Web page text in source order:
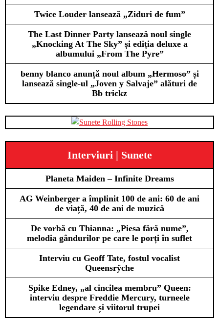
Twice Louder lansează „Ziduri de fum”
The Last Dinner Party lansează noul single
„Knocking At The Sky” și ediția deluxe a
albumului „From The Pyre”
benny blanco anunță noul album „Hermoso” și
lansează single-ul „Joven y Salvaje” alături de
Bb trickz
Interviuri | Sunete
Planeta Maiden – Infinite Dreams
AG Weinberger a împlinit 100 de ani: 60 de ani
de viață, 40 de ani de muzică
De vorbă cu Thianna: „Piesa fără nume”,
melodia gândurilor pe care le porți în suflet
Interviu cu Geoff Tate, fostul vocalist
Queensrÿche
Spike Edney, „al cincilea membru” Queen:
interviu despre Freddie Mercury, turneele
legendare și viitorul trupei